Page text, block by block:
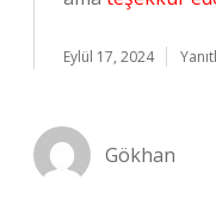
Eylül 17, 2024
Gökhan